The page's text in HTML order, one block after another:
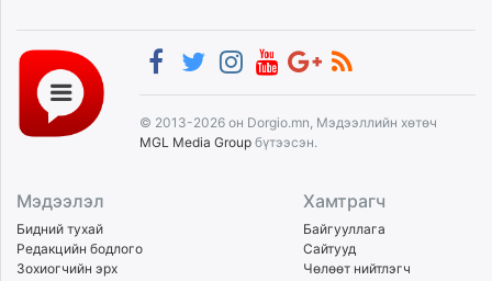
© 2013-2026 он Dorgio.mn, Мэдээллийн хөтөч
MGL Media Group бүтээсэн.
Мэдээлэл
Бидний тухай
Редакцийн бодлого
Зохиогчийн эрх
Хамтрагч
Байгууллага
Сайтууд
Чөлөөт нийтлэгч